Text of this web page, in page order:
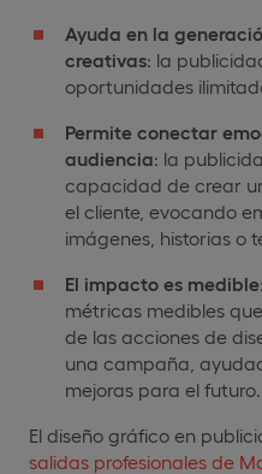
Ayuda en la
creativas: la
oportunidades
Permite conectar
audiencia: la
capacidad de crear
el cliente, evocando
imágenes, historias o
El impacto es medible
métricas medibles
de las acciones de
una campaña,
mejoras para el futuro.
El diseño gráfico en
salidas profesionales de